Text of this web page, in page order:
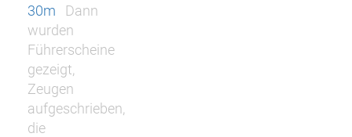
30m
Dann
wurden
Führerscheine
gezeigt,
Zeugen
aufgeschrieben,
die